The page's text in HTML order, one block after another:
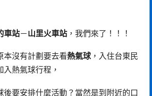
車站－山里火車站 ，我們來了！！！
本沒有計劃要去看熱氣球 ，入住台東民
熱氣球行程，
後要安排什麼活動？當然是到附近的口